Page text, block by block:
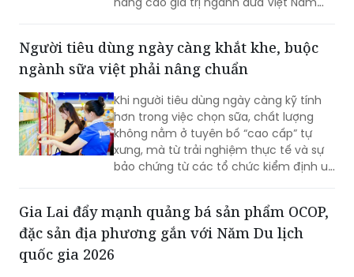
triển xanh trở thành xu thế tất yếu.
Người tiêu dùng ngày càng khắt khe, buộc
ngành sữa việt phải nâng chuẩn
Khi người tiêu dùng ngày càng kỹ tính
hơn trong việc chọn sữa, chất lượng
không nằm ở tuyên bố “cao cấp” tự
xưng, mà từ trải nghiệm thực tế và sự
bảo chứng từ các tổ chức kiểm định uy
cam kết không đổi về chất lượng,
Vinamilk khẳng định sự “cao cấp” với
Gia Lai đẩy mạnh quảng bá sản phẩm OCOP,
đặc sản địa phương gắn với Năm Du lịch
quốc gia 2026